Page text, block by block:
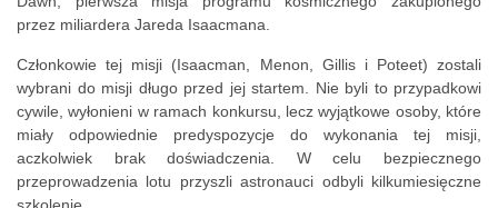
przez miliardera Jareda Isaacmana.
Członkowie tej misji (Isaacman, Menon, Gillisi Poteet) zostali
wybrani do misji długo przed jej startem. Nie byli to przypadkowi
cywile, wyłonieni w ramach konkursu, lecz wyjątkowe osoby, które
miały odpowiednie predyspozycje do wykonania tej misji,
aczkolwiek brak doświadczenia. W celu bezpiecznego
przeprowadzenia lotu przyszli astronauci odbyli kilkumiesięczne